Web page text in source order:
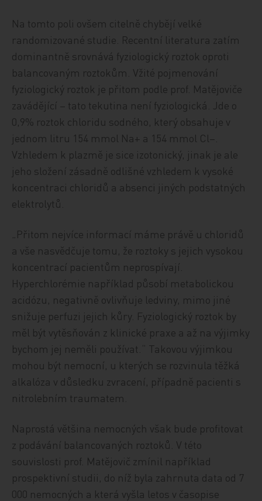
Na tomto poli ovšem citelně chybějí velké
randomizované studie. Recentní literatura zatím
dominantně srovnává fyziologický roztok oproti
balancovaným roztokům. Vžité pojmenování
fyziologický roztok je přitom podle prof. Matějoviče
zavádějící – tato tekutina není fyziologická. Jde o
0,9% roztok chloridu sodného, který obsahuje v
jednom litru 154 mmol Na+ a 154 mmol Cl–.
Vzhledem k plazmě je sice izotonický, jinak je ale
jeho složení zásadně odlišné vzhledem k vysoké
koncentraci chloridů a absenci jiných podstatných
elektrolytů.
„Přitom nejvíce informací máme právě u chloridů
a vše nasvědčuje tomu, že roztoky s jejich vysokou
koncentrací pacientům neprospívají.
Hyperchlorémie například působí metabolickou
acidózu, negativně ovlivňuje ledviny, mimo jiné
snižuje perfuzi jejich kůry. Fyziologický roztok by
měl být vytěsňován z klinické praxe a až na výjimky
bychom jej neměli používat.“ Takovou výjimkou
mohou být nemocní, u kterých se rozvinula těžká
alkalóza v důsledku zvracení, případně pacienti s
nitrolebním traumatem.
Naprostá většina nemocných však bude profitovat
z podávání balancovaných roztoků. V této
souvislosti prof. Matějovič zmínil například
prospektivní studii, do níž byla zahrnuta data od 7
000 nemocných a která vyšla letos v časopise